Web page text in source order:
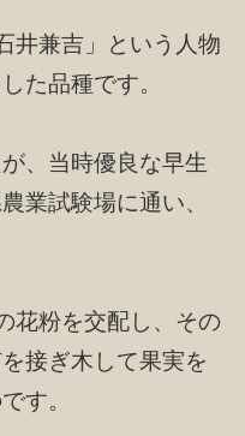
井兼吉」という人物
た品種です。
、当時優良な早生
業試験場に通い、
花粉を交配し、その
接ぎ木して果実を
す。